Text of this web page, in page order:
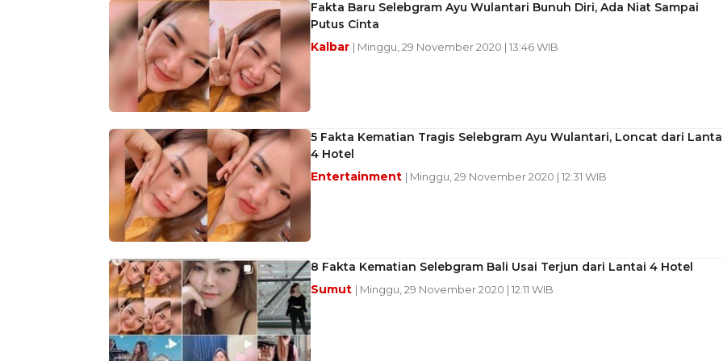
Fakta Baru Selebgram Ayu Wulantari Bunuh Diri, Ada Niat Sampai
Putus Cinta
Kalbar | Minggu, 29 November 2020 | 13:46 WIB
5 Fakta Kematian Tragis Selebgram Ayu Wulantari, Loncat dari
4 Hotel
Entertainment | Minggu, 29 November 2020 | 12:31 WIB
8 Fakta Kematian Selebgram Bali Usai Terjun dari Lantai 4 Hotel
Sumut | Minggu, 29 November 2020 | 12:11 WIB